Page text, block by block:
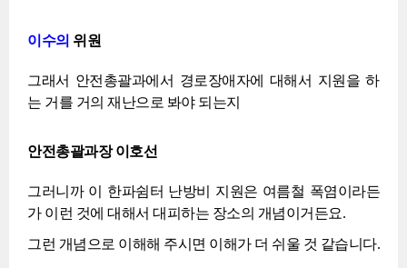
이수의 위원
그래서 안전총괄과에서 경로장애자에 대해서 지원을 하
는 거를 거의 재난으로 봐야 되는지
안전총괄과장 이호선
그러니까 이 한파쉼터 난방비 지원은 여름철 폭염이라든
가 이런 것에 대해서 대피하는 장소의 개념이거든요.
그런 개념으로 이해해 주시면 이해가 더 쉬울 것 같습니다.